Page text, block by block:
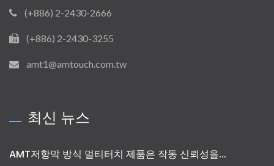
(+886) 2-2430-2666
(+886) 2-2430-3255
amt1@amtouch.com.tw
최신 뉴스
AMT저항막 방식 멀티터치 제품은 작동 신뢰성을...